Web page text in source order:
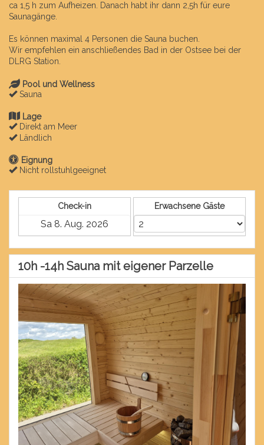
ca 1,5 h zum Aufheizen. Danach habt ihr dann 2,5h für eure
Saunagänge.
Es können maximal 4 Personen die Sauna buchen.
Wir empfehlen ein anschließendes Bad in der Ostsee bei der
DLRG Station.
Pool und Wellness
Sauna
Lage
Direkt am Meer
Ländlich
Eignung
Nicht rollstuhlgeeignet
Check-in Erwachsene Gäste
10h -14h Sauna mit eigener Parzelle